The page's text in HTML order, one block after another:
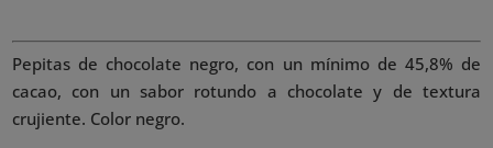
Pepitas de chocolate negro, con un mínimo de 45,8% de
cacao, con un sabor rotundo a chocolate y de textura
crujiente. Color negro.